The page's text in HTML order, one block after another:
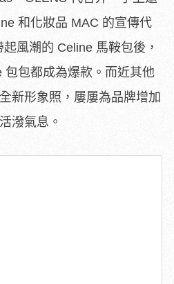
和化妝品 MAC 的宣傳代
風潮的 Celine 馬鞍包後，
包包都成為爆款。而近其他
新形象照，屢屢為品牌增加
潑氣息。